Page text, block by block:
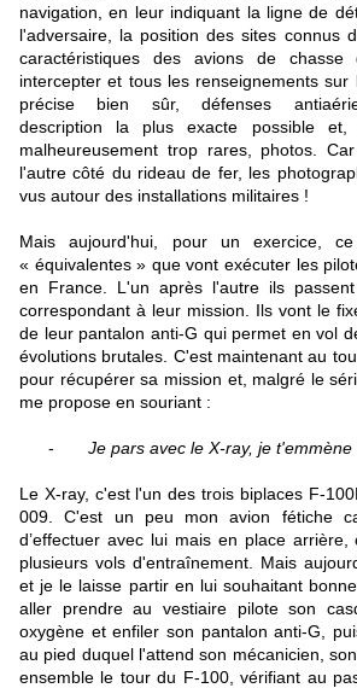
navigation, en leur indiquant la ligne de
l'adversaire, la position des sites connus
caractéristiques des avions de
intercepter et tous les renseignements sur
précise bien sûr, défenses
description la plus exacte possible et,
malheureusement trop rares, photos.
l'autre côté du rideau de fer, les
vus autour des installations militaires !
Mais aujourd'hui, pour un exercice,
« équivalentes » que vont exécuter les
en France. L'un après l'autre ils
correspondant à leur mission. Ils vont le
de leur pantalon anti-G qui permet en vol
évolutions brutales. C'est maintenant au
pour récupérer sa mission et, malgré le
me propose en souriant :
- Je pars avec le X-ray, je t'emmène
Le X-ray, c'est l'un des trois biplaces F-
009. C'est un peu mon avion fétiche
d’effectuer avec lui mais en place
plusieurs vols d'entraînement. Mais
et je le laisse partir en lui souhaitant
aller prendre au vestiaire pilote son
oxygène et enfiler son pantalon anti-G,
au pied duquel l'attend son mécanicien,
ensemble le tour du F-100, vérifiant au